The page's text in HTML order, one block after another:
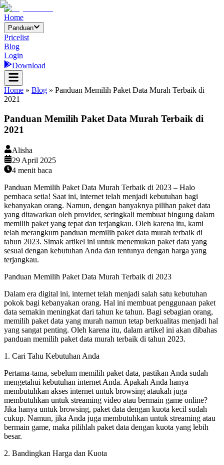
Home
Panduan
Pricelist
Blog
Login
Download
Home » Blog » Panduan Memilih Paket Data Murah Terbaik di
2021
Panduan Memilih Paket Data Murah Terbaik di
2021
Alisha
29 April 2025
4 menit baca
Panduan Memilih Paket Data Murah Terbaik di 2023 – Halo
pembaca setia! Saat ini, internet telah menjadi kebutuhan bagi
kebanyakan orang. Namun, dengan banyaknya pilihan paket data
yang ditawarkan oleh provider, seringkali membuat bingung dalam
memilih paket yang tepat dan terjangkau. Oleh karena itu, kami
telah merangkum panduan memilih paket data murah terbaik di
tahun 2023. Simak artikel ini untuk menemukan paket data yang
sesuai dengan kebutuhan Anda dan tentunya dengan harga yang
terjangkau.
Panduan Memilih Paket Data Murah Terbaik di 2023
Dalam era digital ini, internet telah menjadi salah satu kebutuhan
pokok bagi kebanyakan orang. Hal ini membuat penggunaan paket
data semakin meningkat dari tahun ke tahun. Bagi sebagian orang,
memilih paket data yang murah namun tetap berkualitas menjadi hal
yang sangat penting. Oleh karena itu, dalam artikel ini akan dibahas
panduan memilih paket data murah terbaik di tahun 2023.
1. Cari Tahu Kebutuhan Anda
Pertama-tama, sebelum memilih paket data, pastikan Anda sudah
mengetahui kebutuhan internet Anda. Apakah Anda hanya
membutuhkan akses internet untuk browsing ataukah juga
membutuhkan untuk streaming video atau bermain game online?
Jika hanya untuk browsing, paket data dengan kuota kecil sudah
cukup. Namun, jika Anda juga membutuhkan untuk streaming atau
bermain game, maka pilihlah paket data dengan kuota yang lebih
besar.
2. Bandingkan Harga dan Kuota